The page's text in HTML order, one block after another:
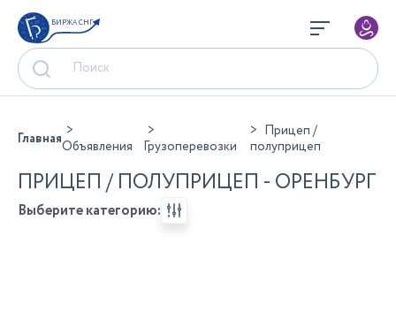
БИРЖА СНГ
ГлавнаяОбъявления Грузоперевозки
Прицеп /
полуприцеп
ПРИЦЕП / ПОЛУПРИЦЕП - ОРЕНБУРГ
Выберите категорию: